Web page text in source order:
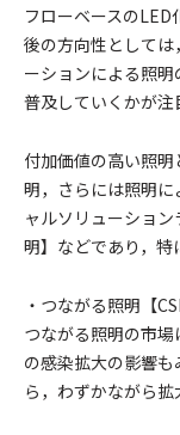
フローベースの
後の方向性として
ーションによる照明
普及していくかが注
付加価値の高い照
明，さらには照明
ャルソリューショ
明】などであり，特
・つながる照明【
つながる照明の市
の感染拡大の影響
ら，わずかながら拡